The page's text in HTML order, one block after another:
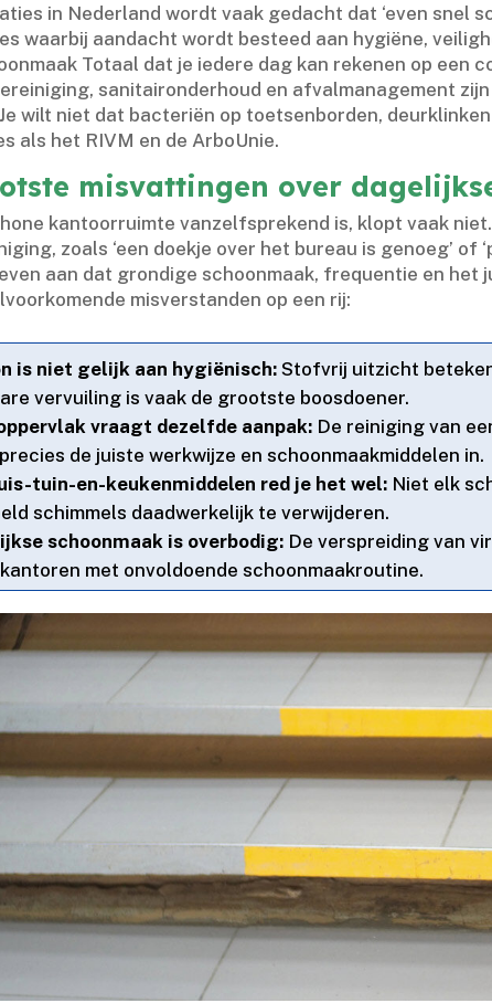
in Nederland wordt vaak gedacht dat ‘even snel
waarbij aandacht wordt besteed aan hygiëne,
Totaal dat je iedere dag kan rekenen op
sanitaironderhoud en afvalmanagement
wilt niet dat bacteriën op toetsenborden,
als het RIVM en de ArboUnie.​
misvattingen over
kantoorruimte vanzelfsprekend is, klopt vaak
zoals ‘een doekje over het bureau is genoeg’
aan dat grondige schoonmaak, frequentie en
misverstanden op een rij:
is niet gelijk aan hygiënisch: Stofvrij uitzicht
vervuiling is vaak de grootste boosdoener.​
vraagt dezelfde aanpak: De reiniging van
de juiste werkwijze en schoonmaakmiddelen in.​
tuin-en-keukenmiddelen red je het wel: Niet elk
schimmels daadwerkelijk te verwijderen.​
schoonmaak is overbodig: De verspreiding van
met onvoldoende schoonmaakroutine.​